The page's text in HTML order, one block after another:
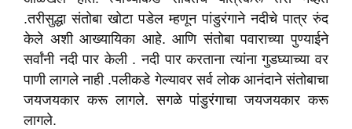
.तरीसुद्धा संतोबा खोटा पडेल म्हणून पांडुरंगाने नदीचे पात्र रुंद
केले अशी आख्यायिका आहे. आणि संतोबा पवाराच्या पुण्याईने
सर्वांनी नदी पार केली . नदी पार करताना त्यांना गुडघ्याच्या वर
पाणी लागले नाही .पलीकडे गेल्यावर सर्व लोक आनंदाने संतोबाचा
जयजयकार करू लागले. सगळे पांडुरंगाचा जयजयकार करू
लागले.